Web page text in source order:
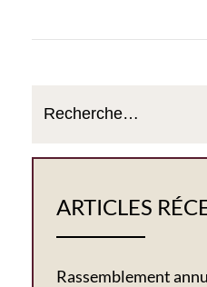
ARTICLES
Rassemblement